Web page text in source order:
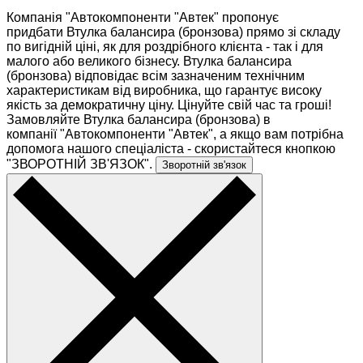
Компанія "Автокомпоненти "Автек" пропонує
придбати Втулка балансира (бронзова) прямо зі складу
по вигідній ціні, як для роздрібного клієнта - так і для
малого або великого бізнесу. Втулка балансира
(бронзова) відповідає всім зазначеним технічним
характеристикам від виробника, що гарантує високу
якість за демократичну ціну. Цінуйте свій час та гроші!
Замовляйте Втулка балансира (бронзова) в
компанії "Автокомпоненти "Автек", а якщо вам потрібна
допомога нашого спеціаліста - скористайтеся кнопкою
"ЗВОРОТНІЙ ЗВ'ЯЗОК".
Зворотній зв'язок